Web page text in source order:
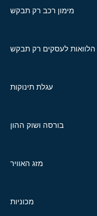
מימון רכב רק תבקש
הלוואות לעסקים רק תבקש
עגלת תינוקות
בורסה ושוק ההון
מזג האוויר
מכוניות